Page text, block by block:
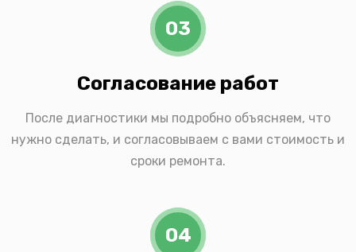
03
Согласование работ
После диагностики мы подробно объясняем, что
нужно сделать, и согласовываем с вами стоимость и
сроки ремонта.
04